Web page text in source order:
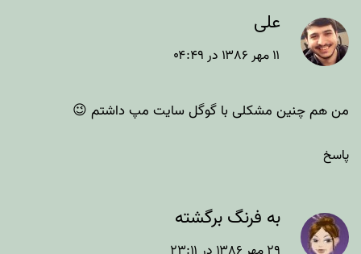
علی
۱۱ مهر ۱۳۸۶ در ۰۴:۴۹
من هم چنین مشکلی با گوگل سایت مپ داشتم 😉
پاسخ
به فرنگ برگشته